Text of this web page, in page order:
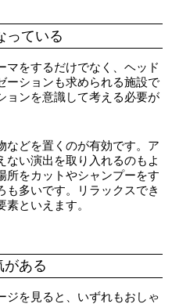
っている
マをするだけでなく、ヘッド
ーションも求められる施設で
ョンを意識して考える必要が
などを置くのが有効です。ア
ない演出を取り入れるのもよ
所をカットやシャンプーをす
も多いです。リラックスでき
といえます。
がある
ジを見ると、いずれもおしゃ